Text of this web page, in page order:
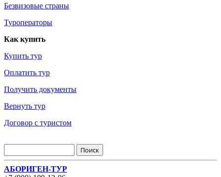
Безвизовые страны
Туроператоры
Как купить
Купить тур
Оплатить тур
Получить документы
Вернуть тур
Договор с туристом
АБОРИГЕН-ТУР